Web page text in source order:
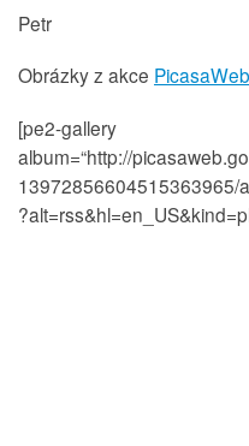
Petr
Obrázky z akce PicasaWeb
[pe2-gallery
album=“http://
13972856604515363965/